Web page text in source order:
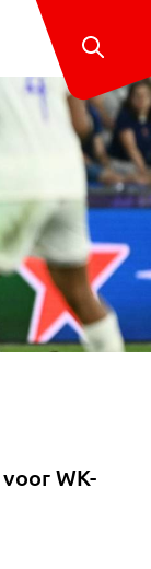
WK-